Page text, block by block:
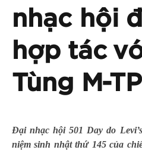
nhạc hội
hợp tác
Tùng M-TP
Đại nhạc hội 501 Day do
niệm sinh nhật thứ 145 của